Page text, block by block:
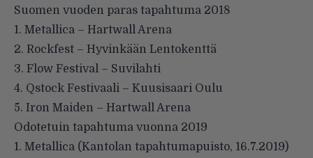
Suomen vuoden paras tapahtuma 2018
1. Metallica – Hartwall Arena
2. Rockfest – Hyvinkään Lentokenttä
3. Flow Festival – Suvilahti
4. Qstock Festivaali – Kuusisaari Oulu
5. Iron Maiden – Hartwall Arena
Odotetuin tapahtuma vuonna 2019
1. Metallica (Kantolan tapahtumapuisto, 16.7.2019)